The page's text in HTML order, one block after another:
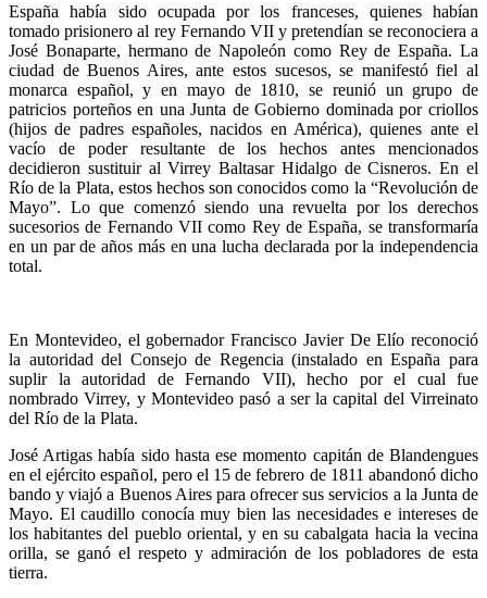
España había sido ocupada por los franceses, quienes habían
tomado prisionero al rey Fernando VII y pretendían se reconociera a
José Bonaparte, hermano de Napoleón como Rey de España. La
ciudad de Buenos Aires, ante estos sucesos, se manifestó fiel al
monarca español, y en mayo de 1810, se reunió un grupo de
patricios porteños en una Junta de Gobierno dominada por criollos
(hijos de padres españoles, nacidos en América), quienes ante el
vacío de poder resultante de los hechos antes mencionados
decidieron sustituir al Virrey Baltasar Hidalgo de Cisneros. En el
Río de la Plata, estos hechos son conocidos como la “Revolución de
Mayo”. Lo que comenzó siendo una revuelta por los derechos
sucesorios de Fernando VII como Rey de España, se transformaría
en un par de años más en una lucha declarada por la independencia
total.
En Montevideo, el gobernador Francisco Javier De Elío reconoció
la autoridad del Consejo de Regencia (instalado en España para
suplir la autoridad de Fernando VII), hecho por el cual fue
nombrado Virrey, y Montevideo pasó a ser la capital del Virreinato
del Río de la Plata.
José Artigas había sido hasta ese momento capitán de Blandengues
en el ejército español, pero el 15 de febrero de 1811 abandonó dicho
bando y viajó a Buenos Aires para ofrecer sus servicios a la Junta de
Mayo. El caudillo conocía muy bien las necesidades e intereses de
los habitantes del pueblo oriental, y en su cabalgata hacia la vecina
orilla, se ganó el respeto y admiración de los pobladores de esta
tierra.